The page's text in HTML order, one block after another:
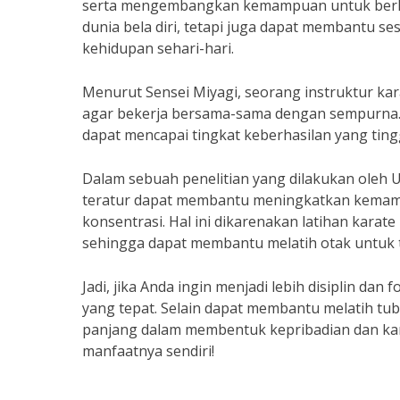
serta mengembangkan kemampuan untuk
dunia bela diri, tetapi juga dapat membantu
kehidupan sehari-hari.
Menurut Sensei Miyagi, seorang instruktur
agar bekerja bersama-sama dengan
dapat mencapai tingkat keberhasilan yang
Dalam sebuah penelitian yang dilakukan oleh
teratur dapat membantu meningkatkan
konsentrasi. Hal ini dikarenakan latihan
sehingga dapat membantu melatih otak
Jadi, jika Anda ingin menjadi lebih disiplin dan
yang tepat. Selain dapat membantu melatih
panjang dalam membentuk kepribadian dan
manfaatnya sendiri!